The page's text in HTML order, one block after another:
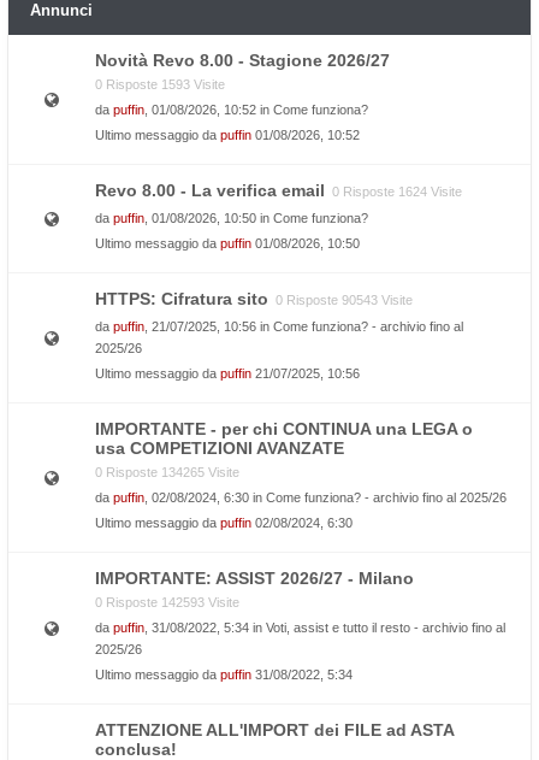
Annunci
Novità Revo 8.00 - Stagione 2026/27
0 Risposte 1593 Visite
da puffin , 01/08/2026, 10:52 in Come funziona?
Ultimo messaggio da puffin 01/08/2026, 10:52
Revo 8.00 - La verifica email 0 Risposte 1624 Visite
da puffin , 01/08/2026, 10:50 in Come funziona?
Ultimo messaggio da puffin 01/08/2026, 10:50
HTTPS: Cifratura sito 0 Risposte 90543 Visite
da puffin , 21/07/2025, 10:56 in Come funziona? - archivio fino al
2025/26
Ultimo messaggio da puffin 21/07/2025, 10:56
IMPORTANTE - per chi CONTINUA una LEGA o
usa COMPETIZIONI AVANZATE
0 Risposte 134265 Visite
da puffin , 02/08/2024, 6:30 in Come funziona? - archivio fino al 2025/26
Ultimo messaggio da puffin 02/08/2024, 6:30
IMPORTANTE: ASSIST 2026/27 - Milano
0 Risposte 142593 Visite
da puffin , 31/08/2022, 5:34 in Voti, assist e tutto il resto - archivio fino al
2025/26
Ultimo messaggio da puffin 31/08/2022, 5:34
ATTENZIONE ALL'IMPORT dei FILE ad ASTA
conclusa!